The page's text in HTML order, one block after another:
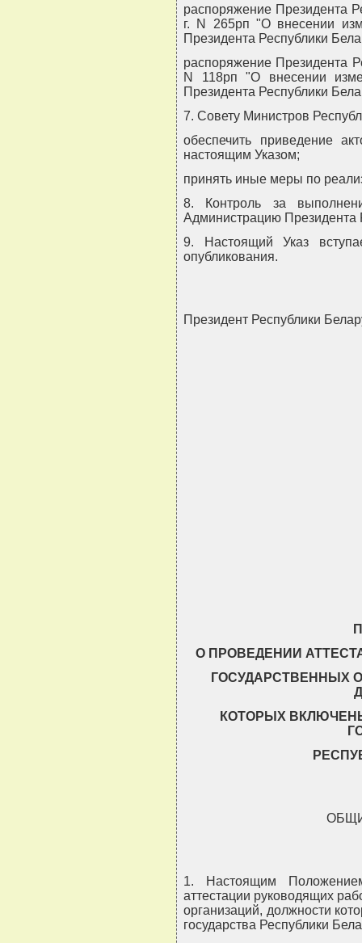
распоряжение Президента
г. N 265рп "О внесении
Президента Республики
распоряжение Президента
N 118рп "О внесении
Президента Республики
7. Совету Министров
обеспечить приведение
настоящим Указом;
принять иные меры по
8. Контроль за
Администрацию Президента
9. Настоящий Указ
опубликования.
Президент Республики
О ПРОВЕДЕНИИ
ГОСУДАРСТВЕННЫХ
КОТОРЫХ
1. Настоящим
аттестации руководящих
организаций, должности
государства Республики